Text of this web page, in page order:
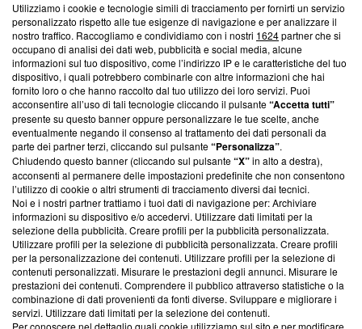
Questa sezione offre informazioni trasparenti su Blasting
News, sui nostri processi editoriali e su come ci impegniamo a
creare news di qualità. Inoltre, afferma la nostra aderenza a
‘Trust Project - News with Integrity’Blasting News non è
ancora membro del programma, ma ha richiesto di farne
parte; Trust Project non ha ancora effettuato una verifica di
conformità agli standard.
Su di noi
Team editoriale
Corporate
Redazione
Informativa Privacy
Cookie Policy
Blasting SA, IDI CHE-247.845.224, Via Carlo Frasca, 3 - 6900
Utilizziamo i cookie e tecnologie simili di tracciamento per fornirti un servizio
personalizzato rispetto alle tue esigenze di navigazione e per analizzare il
nostro traffico. Raccogliamo e condividiamo con i nostri 1624partner che si
occupano di analisi dei dati web, pubblicità e social media, alcune
informazioni sul tuo dispositivo, come l’indirizzo IP e le caratteristiche del tuo
dispositivo, i quali potrebbero combinarle con altre informazioni che hai
fornito loro o che hanno raccolto dal tuo utilizzo dei loro servizi. Puoi
acconsentire all’uso di tali tecnologie cliccando il pulsante“Accetta tutti”
presente su questo banner oppure personalizzare le tue scelte, anche
eventualmente negando il consenso al trattamento dei dati personali da
parte dei partner terzi, cliccando sul pulsante“Personalizza”.
Chiudendo questo banner (cliccando sul pulsante“X”in alto a destra),
acconsenti al permanere delle impostazioni predefinite che non consentono
l’utilizzo di cookie o altri strumenti di tracciamento diversi dai tecnici.
Noi e i nostri partner trattiamo i tuoi dati di navigazione per: Archiviare
informazioni su dispositivo e/o accedervi. Utilizzare dati limitati per la
selezione della pubblicità. Creare profili per la pubblicità personalizzata.
Utilizzare profili per la selezione di pubblicità personalizzata. Creare profili
per la personalizzazione dei contenuti. Utilizzare profili per la selezione di
contenuti personalizzati. Misurare le prestazioni degli annunci. Misurare le
prestazioni dei contenuti. Comprendere il pubblico attraverso statistiche o la
combinazione di dati provenienti da fonti diverse. Sviluppare e migliorare i
servizi. Utilizzare dati limitati per la selezione dei contenuti.
Per conoscere nel dettaglio quali cookie utilizziamo sul sito e per modificare,